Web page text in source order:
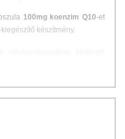
100mg koenzim Q10-et
készítmény.
csökkenhet. Az
vízzel lenyelni.